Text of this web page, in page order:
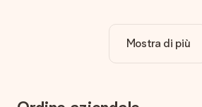
Certo! Il prezzo mostrato include
Vogliamo assicurarci che tu sia
Mostra di più